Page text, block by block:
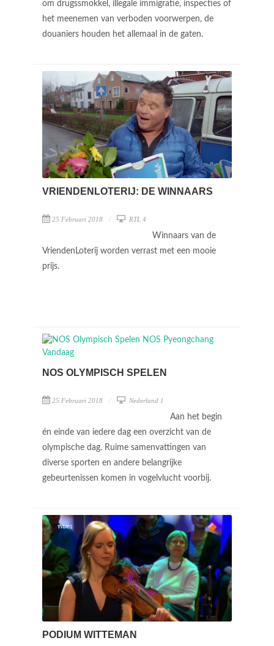
om drugssmokkel, illegale immigratie, inspecties of
het meenemen van verboden voorwerpen, de
douaniers houden het allemaal in de gaten.
VRIENDENLOTERIJ: DE WINNAARS
25 Februari 2018 RTL 4
Winnaars van de
VriendenLoterij worden verrast met een mooie
prijs.
NOS OLYMPISCH SPELEN
25 Februari 2018 Nederland 1
Aan het begin
én einde van iedere dag een overzicht van de
olympische dag. Ruime samenvattingen van
diverse sporten en andere belangrijke
gebeurtenissen komen in vogelvlucht voorbij.
PODIUM WITTEMAN